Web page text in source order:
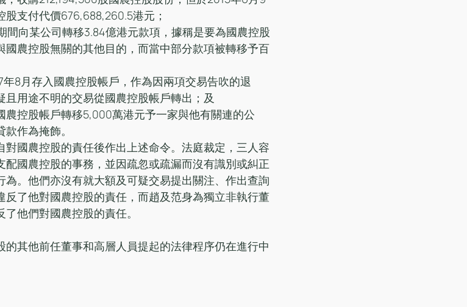
支付代價676,688,260.5港元；
間向某公司轉移3.84億港元款項，據稱是要為國農控股
農控股無關的其他目的，而當中部分款項被轉移予百
8月存入國農控股帳戶，作為因兩項交易告吹的退
用途不明的交易從國農控股帳戶轉出；及
控股帳戶轉移5,000萬港元予一家與他有關連的公
作為掩飾。
國農控股的責任後作出上述命令。法庭裁定，三人容
國農控股的事務，並因疏忽或疏漏而沒有識別或糾正
。他們亦沒有就大額及可疑交易提出關注、作出查詢
了他對國農控股的責任，而趙及范身為獨立非執行董
他們對國農控股的責任。
其他前任董事和高層人員提起的法律程序仍在進行中